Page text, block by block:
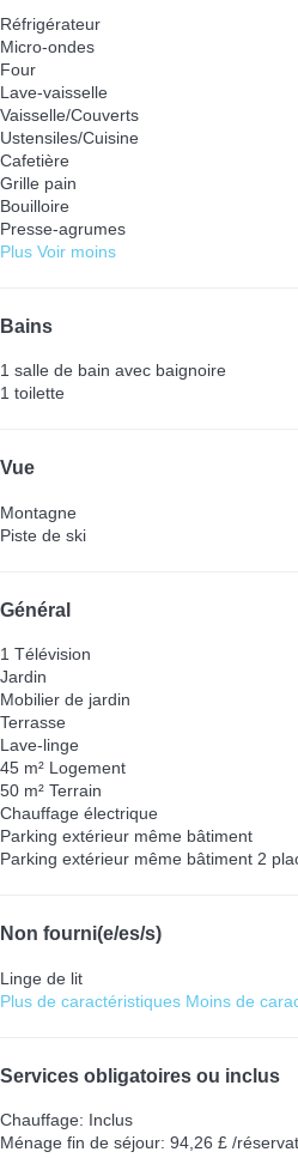
Réfrigérateur
Micro-ondes
Four
Lave-vaisselle
Vaisselle/Couverts
Ustensiles/Cuisine
Cafetière
Grille pain
Bouilloire
Presse-agrumes
Plus Voir moins
Bains
1 salle de bain avec baignoire
1 toilette
Vue
Montagne
Piste de ski
Général
1 Télévision
Jardin
Mobilier de jardin
Terrasse
Lave-linge
45 m² Logement
50 m² Terrain
Chauffage électrique
Parking extérieur même bâtiment
Parking extérieur même bâtiment 2
Non fourni(e/es/s)
Linge de lit
Plus de caractéristiques Moins de
Services obligatoires ou inclus
Chauffage: Inclus
Ménage fin de séjour: 94,26 £ /